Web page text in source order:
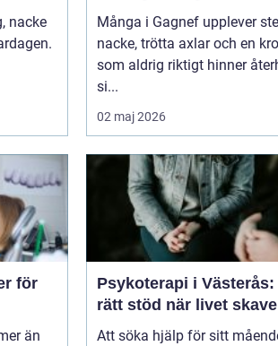
nacke
Många i Gagnef upplever
nacke, trötta axlar och en
som aldrig riktigt hinner
si...
02 maj 2026
för
än
Psykoterapi i
rätt stöd när livet
Att söka hjälp för sitt